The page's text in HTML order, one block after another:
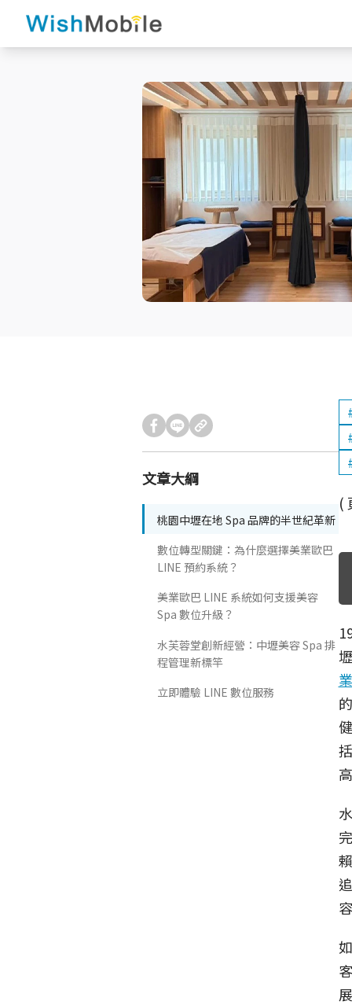
文章大綱
桃園中壢在地 Spa 品牌的半世紀革新
數位轉型關鍵：為什麼選擇美業歐巴
LINE 預約系統？
美業歐巴 LINE 系統如何支援美容
Spa 數位升級？
水芙蓉堂創新經營：中壢美容 Spa 排
程管理新標竿
立即體驗 LINE 數位服務
(
業